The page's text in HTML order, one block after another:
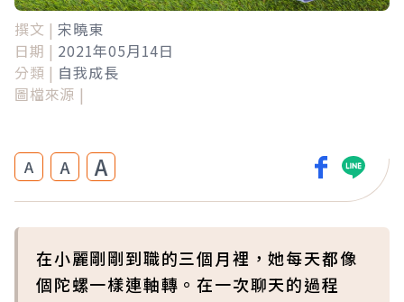
撰文 | 宋曉東
日期 | 2021年05月14日
分類 | 自我成長
圖檔來源 |
A A A
在小麗剛剛到職的三個月裡，她每天都像
個陀螺一樣連軸轉。在一次聊天的過程